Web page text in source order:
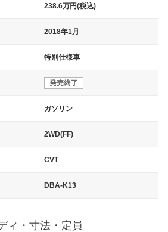
238.6万円(税込)
2018年1月
特別仕様車
発売終了
ガソリン
2WD(FF)
CVT
DBA-K13
ィ・寸法・定員